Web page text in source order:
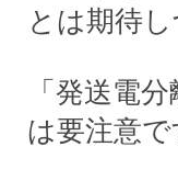
とは期待
「発送電
は要注意で